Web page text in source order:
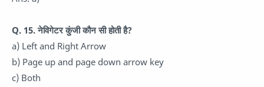
Q. 15. नेविगेटर कुंजी कौन सी होती है?
a) Left and Right Arrow
b) Page up and page down arrow key
c) Both